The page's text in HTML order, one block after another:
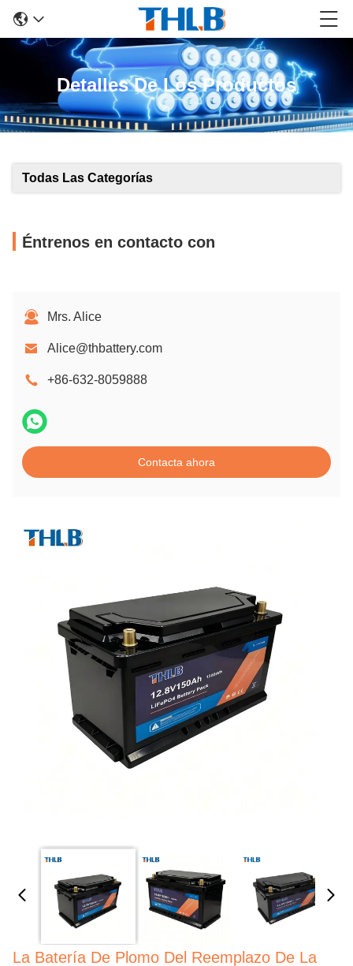
Detalles De Los Productos
Todas Las Categorías
Éntrenos en contacto con
Mrs. Alice
Alice@thbattery.com
+86-632-8059888
Contacta ahora
La Batería De Plomo Del Reemplazo De La